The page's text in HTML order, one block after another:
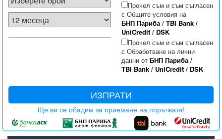
Прочел съм и съм съгласен
с Общите условия на
БНП Париба/ TBI Bank/
UniCredit/ DSK
Прочел съм и съм съгласен
с Обработване на лични
данни от БНП Париба/
TBI Bank/ UniCredit/ DSK
ИЗПРАТИ
Ще ви се обадим за приемане на поръчката!